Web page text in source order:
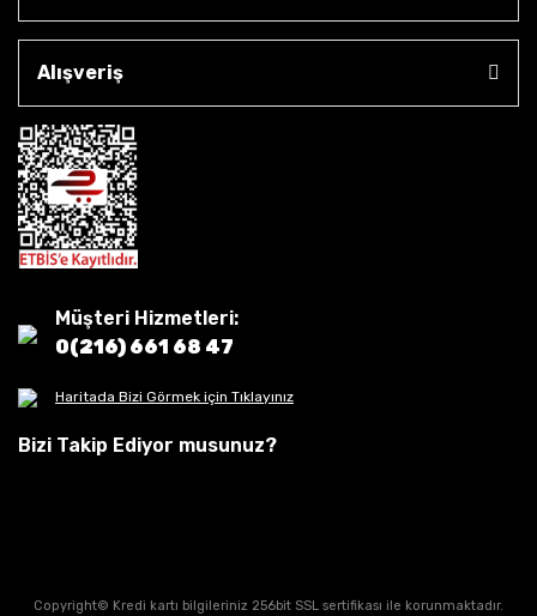
Alışveriş
Müşteri Hizmetleri:
0(216) 661 68 47
Haritada Bizi Görmek için Tıklayınız
Bizi Takip Ediyor musunuz?
Copyright© Kredi kartı bilgileriniz 256bit SSL sertifikası ile korunmaktadır.